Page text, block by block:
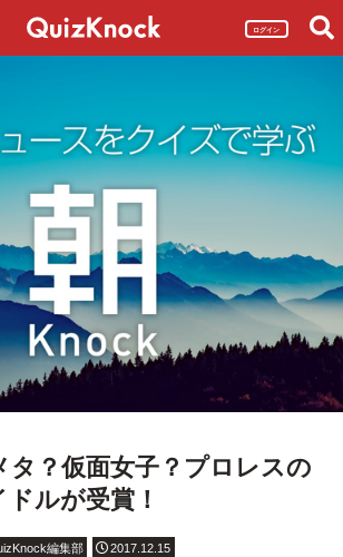
ログイン
タ？仮面女子？プロレスの
ルが受賞！
編集部 2017.12.15